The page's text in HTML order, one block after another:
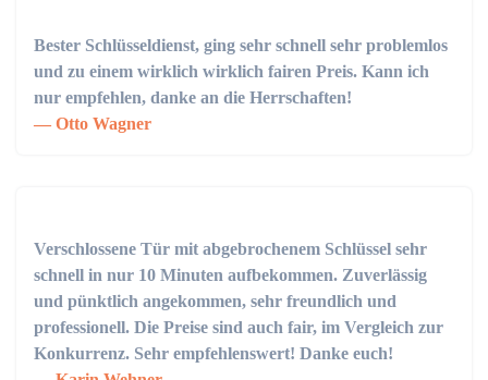
Bester Schlüsseldienst, ging sehr schnell sehr problemlos
und zu einem wirklich wirklich fairen Preis. Kann ich
nur empfehlen, danke an die Herrschaften!
Otto Wagner
Verschlossene Tür mit abgebrochenem Schlüssel sehr
schnell in nur 10 Minuten aufbekommen. Zuverlässig
und pünktlich angekommen, sehr freundlich und
professionell. Die Preise sind auch fair, im Vergleich zur
Konkurrenz. Sehr empfehlenswert! Danke euch!